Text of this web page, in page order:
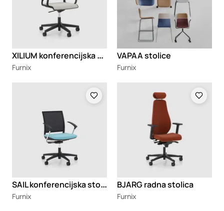
X
ILIUM konferencijska stolica
Furnix
VAPAA stolice
Furnix
S
AIL konferencijska stolica
Furnix
BJARG radna stolica
Furnix